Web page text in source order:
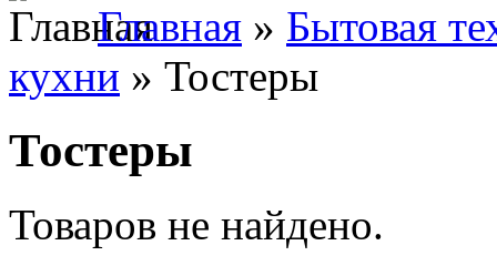
Главная » Бытовая
кухни » Тостеры
Тостеры
Товаров не найдено.